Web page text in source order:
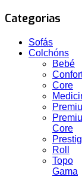
Categorias
Sofás
Colchóns
Bebé
Core
Core
Roll
Topo
Gama